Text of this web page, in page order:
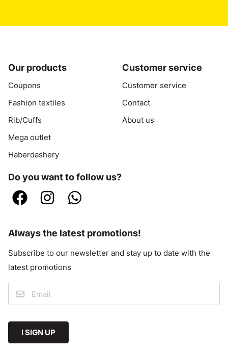
Our products
Coupons
Fashion textiles
Rib/Cuffs
Mega outlet
Haberdashery
Customer service
Customer service
Contact
About us
Do you want to follow us?
Always the latest promotions!
Subscribe to our newsletter and stay up to date with the
latest promotions
I SIGN UP